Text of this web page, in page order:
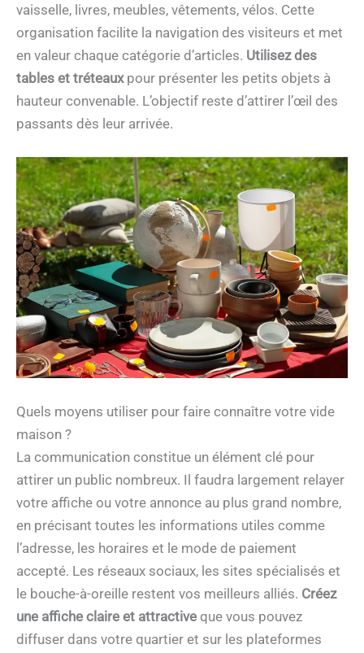
vaisselle, livres, meubles, vêtements, vélos. Cette
organisation facilite la navigation des visiteurs et met
en valeur chaque catégorie d’articles. Utilisez des
tables et tréteauxpour présenter les petits objets à
hauteur convenable. L’objectif reste d’attirer l’œil des
passants dès leur arrivée.
Quels moyens utiliser pour faire connaître votre vide
maison ?
La communication constitue un élément clé pour
attirer un public nombreux. Il faudra largement relayer
votre affiche ou votre annonce au plus grand nombre,
en précisant toutes les informations utiles comme
l’adresse, les horaires et le mode de paiement
accepté. Les réseaux sociaux, les sites spécialisés et
le bouche-à-oreille restent vos meilleurs alliés. Créez
une affiche claire et attractive que vous pouvez
diffuser dans votre quartier et sur les plateformes